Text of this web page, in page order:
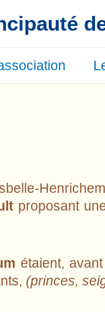
proposant
étaient,
(princes,